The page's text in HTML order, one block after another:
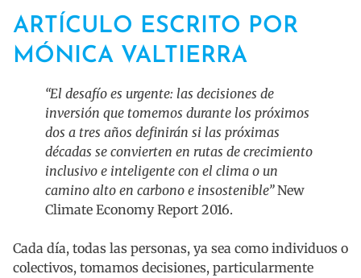
ARTÍCULO ESCRITO POR
MÓNICA VALTIERRA
“El desafío es urgente: las decisiones de
inversión que tomemos durante los próximos
dos a tres años definirán si las próximas
décadas se convierten en rutas de crecimiento
inclusivo e inteligente con el clima o un
camino alto en carbono e insostenible”New
Climate Economy Report 2016.
Cada día, todas las personas, ya sea como individuos o
colectivos, tomamos decisiones, particularmente